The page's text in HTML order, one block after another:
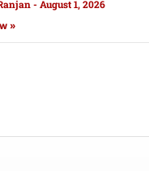
August 1, 2026
»